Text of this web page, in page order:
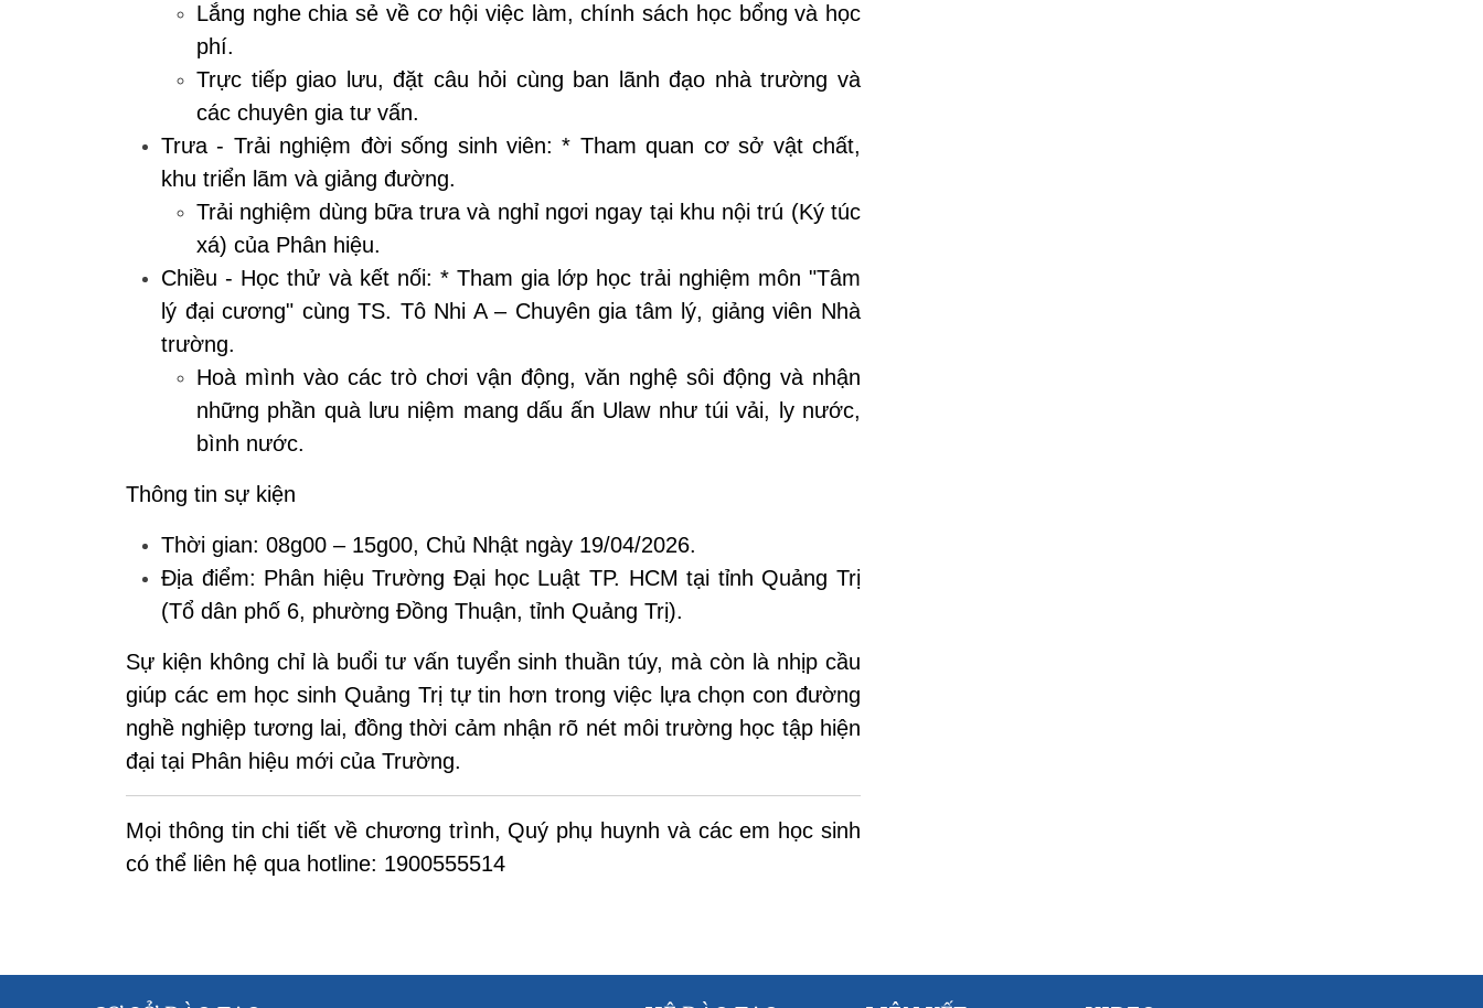
Lắng nghe chia sẻ về cơ hội việc làm, chính sách học bổng và học
phí.
Trực tiếp giao lưu, đặt câu hỏi cùng ban lãnh đạo nhà trường và
các chuyên gia tư vấn.
Trưa - Trải nghiệm đời sống sinh viên: * Tham quan cơ sở vật chất,
khu triển lãm và giảng đường.
Trải nghiệm dùng bữa trưa và nghỉ ngơi ngay tại khu nội trú (Ký túc
xá) của Phân hiệu.
Chiều - Học thử và kết nối: * Tham gia lớp học trải nghiệm môn "Tâm
lý đại cương" cùng TS. Tô Nhi A – Chuyên gia tâm lý, giảng viên Nhà
trường.
Hoà mình vào các trò chơi vận động, văn nghệ sôi động và nhận
những phần quà lưu niệm mang dấu ấn Ulaw như túi vải, ly nước,
bình nước.
Thông tin sự kiện
Thời gian: 08g00 – 15g00, Chủ Nhật ngày 19/04/2026.
Địa điểm: Phân hiệu Trường Đại học Luật TP. HCM tại tỉnh Quảng Trị
(Tổ dân phố 6, phường Đồng Thuận, tỉnh Quảng Trị).
Sự kiện không chỉ là buổi tư vấn tuyển sinh thuần túy, mà còn là nhịp cầu
giúp các em học sinh Quảng Trị tự tin hơn trong việc lựa chọn con đường
nghề nghiệp tương lai, đồng thời cảm nhận rõ nét môi trường học tập hiện
đại tại Phân hiệu mới của Trường.
Mọi thông tin chi tiết về chương trình, Quý phụ huynh và các em học sinh
có thể liên hệ qua hotline: 1900555514